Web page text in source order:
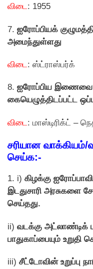
விடை: 1955
7. ஐரோப்பியக்
அமைந்துள்ளது
விடை: ஸ்ட்ராஸ்பர்க்
8. ஐரோப்பிய இணைவை
கையெழுத்திடப்பட்ட
விடை: மாஸ்டிரிக்ட் –
சரியான
செய்க:-
1. i) கிழக்கு
இடதுசாரி அரசுகளை
செய்தது.
ii) வடக்கு அட்லாண்டிக்
பாதுகாப்பையும்
iii) சீட்டோவின் உறுப்பு